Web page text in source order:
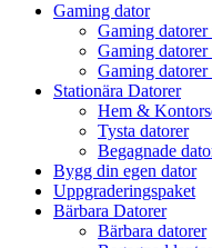
Gaming dator
Gaming
Gaming
Gaming
Stationära Datorer
Hem &
Tysta datorer
Begagnade
Bygg din egen dator
Uppgraderingspaket
Bärbara Datorer
Bärbara datorer